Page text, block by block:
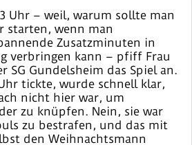
Uhr – weil, warum sollte man
starten, wenn man
Zusatzminuten in
verbringen kann – pfiff Frau
SG Gundelsheim das Spiel an.
tickte, wurde schnell klar,
nicht hier war, um
zu knüpfen. Nein, sie war
zu bestrafen, und das mit
den Weihnachtsmann